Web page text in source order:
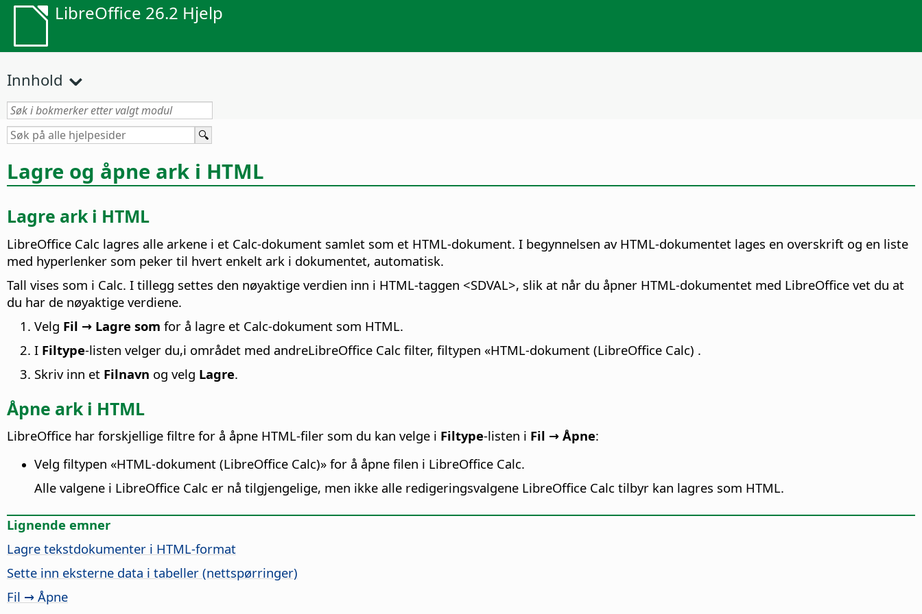
LibreOffice 26.2 Hjelp
Innhold
Lagre og åpne ark i HTML
Lagre ark i HTML
LibreOffice Calc lagres alle arkene i et Calc-dokument samlet som et HTML-dokument. I begynnelsen av HTML-dokumentet lages en overskrift og en liste
med hyperlenker som peker til hvert enkelt ark i dokumentet, automatisk.
Tall vises som i Calc. I tillegg settes den nøyaktige verdien inn i HTML-taggen <SDVAL>, slik at når du åpner HTML-dokumentet med LibreOffice vet du at
du har de nøyaktige verdiene.
Velg Fil → Lagre som for å lagre et Calc-dokument som HTML.
I Filtype-listen velger du,i området med andreLibreOffice Calc filter, filtypen «HTML-dokument (LibreOffice Calc) .
Skriv inn et Filnavn og velg Lagre.
Åpne ark i HTML
LibreOffice har forskjellige filtre for å åpne HTML-filer som du kan velge i Filtype-listen i Fil → Åpne:
Velg filtypen «HTML-dokument (LibreOffice Calc)» for å åpne filen i LibreOffice Calc.
Alle valgene i LibreOffice Calc er nå tilgjengelige, men ikke alle redigeringsvalgene LibreOffice Calc tilbyr kan lagres som HTML.
Lignende emner
Lagre tekstdokumenter i HTML-format
Sette inn eksterne data i tabeller (nettspørringer)
Fil → Åpne